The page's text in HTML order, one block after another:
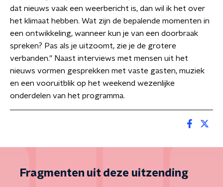
dat nieuws vaak een weerbericht is, dan wil ik het over
het klimaat hebben. Wat zijn de bepalende momenten in
een ontwikkeling, wanneer kun je van een doorbraak
spreken? Pas als je uitzoomt, zie je de grotere
verbanden.” Naast interviews met mensen uit het
nieuws vormen gesprekken met vaste gasten, muziek
en een vooruitblik op het weekend wezenlijke
onderdelen van het programma.
Fragmenten uit deze uitzending